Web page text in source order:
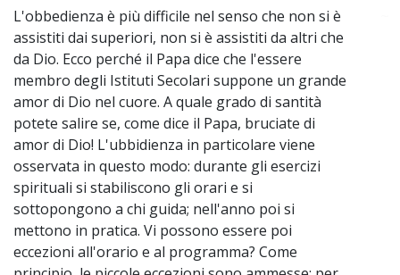
L'obbedienza è più difficile nel senso che non si è
assistiti dai superiori, non si è assistiti da altri che
da Dio. Ecco perché il Papa dice che l'essere
membro degli Istituti Secolari suppone un grande
amor di Dio nel cuore. A quale grado di santità
potete salire se, come dice il Papa, bruciate di
amor di Dio! L'ubbidienza in particolare viene
osservata in questo modo: durante gli esercizi
spirituali si stabiliscono gli orari e si
sottopongono a chi guida; nell'anno poi si
mettono in pratica. Vi possono essere poi
eccezioni all'orario e al programma? Come